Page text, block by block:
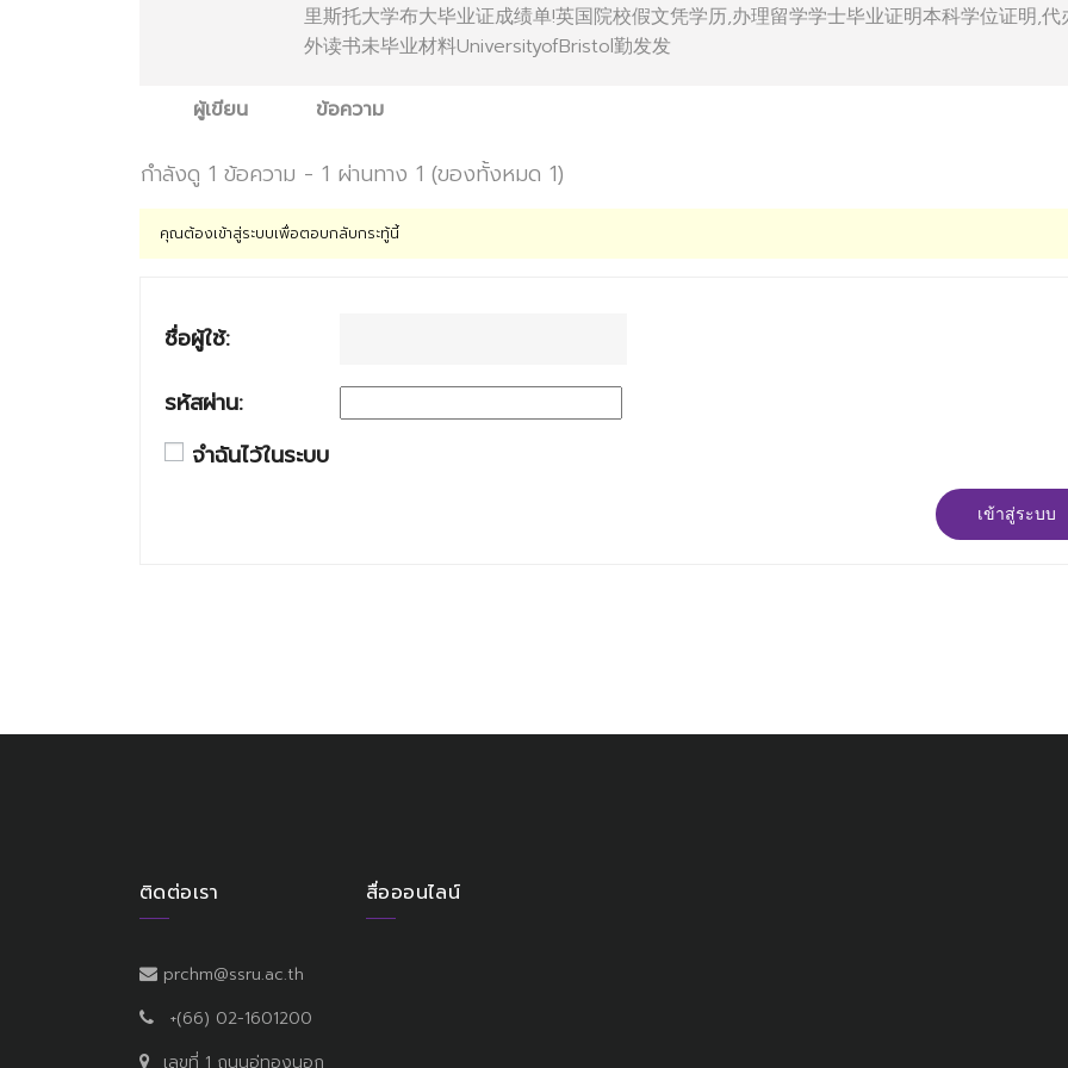
里斯托大学布大毕业证成绩单!英国院校假文凭学历,办理留学学士毕业证明本科学位证明,代
外读书未毕业材料UniversityofBristol勤发发
ผู้เขียน ข้อความ
กำลังดู 1 ข้อความ - 1 ผ่านทาง 1 (ของทั้งหมด 1)
คุณต้องเข้าสู่ระบบเพื่อตอบกลับกระทู้นี้
ชื่อผู้ใช้:
รหัสผ่าน:
จำฉันไว้ในระบบ
เข้าสู่ระบบ
ติดต่อเรา
prchm@ssru.ac.th
+(66) 02-1601200
เลขที่ 1 ถนนอู่ทองนอก
สื่อออนไลน์